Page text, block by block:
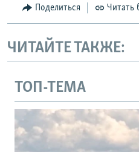
Поделиться Читать
ЧИТАЙТЕ ТАКЖЕ:
ТОП-ТЕМА